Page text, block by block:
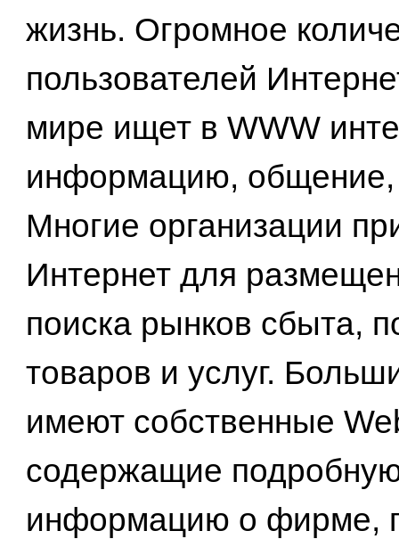
жизнь. Огромное
пользователей
мире ищет в WWW
информацию, общение,
Многие организации
Интернет для
поиска рынков сбыта,
товаров и услуг.
имеют собственные
содержащие
информацию о фирме,